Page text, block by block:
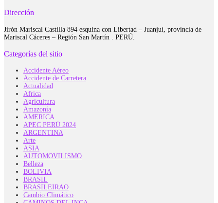
Dirección
Jirón Mariscal Castilla 894 esquina con Libertad – Juanjuí, provincia de
Mariscal Cáceres – Región San Martín . PERÚ.
Categorías del sitio
Accidente Aéreo
Accidente de Carretera
Actualidad
Africa
Agricultura
Amazonía
AMERICA
APEC PERÚ 2024
ARGENTINA
Arte
ASIA
AUTOMOVILISMO
Belleza
BOLIVIA
BRASIL
BRASILEIRAO
Cambio Climático